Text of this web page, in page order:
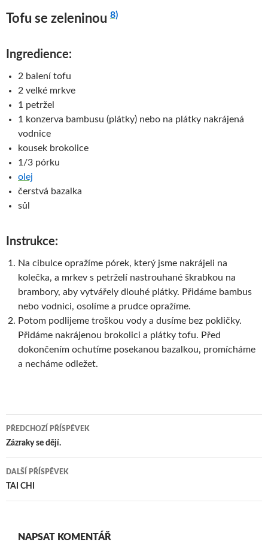
Tofu se zeleninou 8)
Ingredience:
2 balení tofu
2 velké mrkve
1 petržel
1 konzerva bambusu (plátky) nebo na plátky nakrájená
vodnice
kousek brokolice
1/3 pórku
olej
čerstvá bazalka
sůl
Instrukce:
Na cibulce opražíme pórek, který jsme nakrájeli na
kolečka, a mrkev s petrželí nastrouhané škrabkou na
brambory, aby vytvářely dlouhé plátky. Přidáme bambus
nebo vodnici, osolíme a prudce opražíme.
Potom podlijeme troškou vody a dusíme bez pokličky.
Přidáme nakrájenou brokolici a plátky tofu. Před
dokončením ochutíme posekanou bazalkou, promícháme
a necháme odležet.
Navigace
pro
příspěvky
PŘEDCHOZÍ PŘÍSPĚVEK
Zázraky se dějí.
DALŠÍ PŘÍSPĚVEK
TAI CHI
NAPSAT KOMENTÁŘ